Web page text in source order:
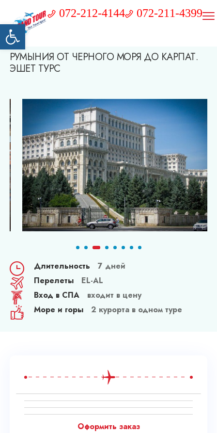
Открыть панель инструментов
072-212-4144 072-211-4399
РУМЫНИЯ ОТ ЧЕРНОГО МОРЯ ДО КАРПАТ.
ЭШЕТ ТУРС
Длительность
7 дней
Перелеты
EL-AL
Вход в СПА
входит в цену
Море и горы
2 курорта в одном туре
Оформить заказ